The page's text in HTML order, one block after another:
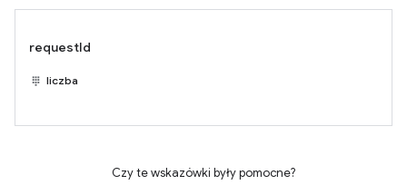
requestId
liczba
Czy te wskazówki były pomocne?